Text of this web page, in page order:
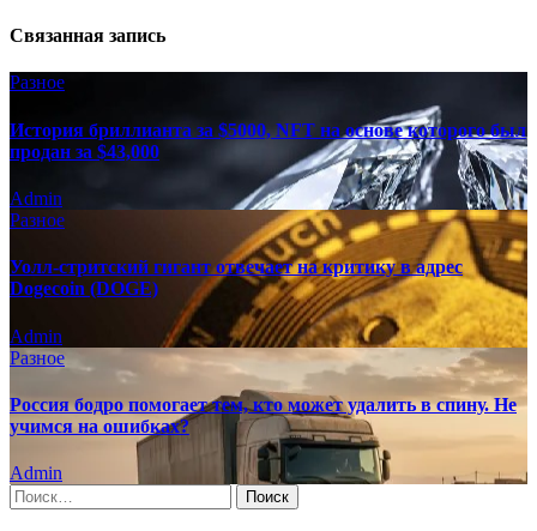
Связанная запись
Разное
История бриллианта за $5000, NFT на основе которого был
продан за $43,000
Admin
Разное
Уолл-стритский гигант отвечает на критику в адрес
Dogecoin (DOGE)
Admin
Разное
Россия бодро помогает тем, кто может удалить в спину. Не
учимся на ошибках?
Admin
Найти: